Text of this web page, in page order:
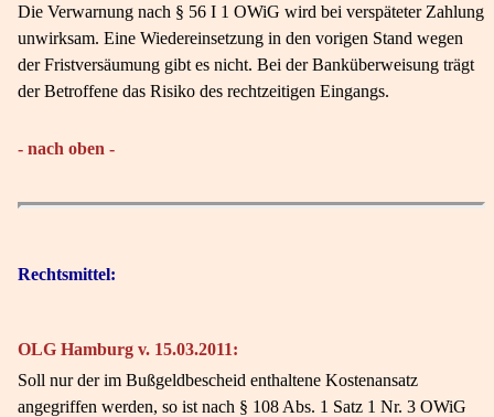
Die Verwarnung nach § 56 I 1 OWiG wird bei verspäteter Zahlung
unwirksam. Eine Wiedereinsetzung in den vorigen Stand wegen
der Fristversäumung gibt es nicht. Bei der Banküberweisung trägt
der Betroffene das Risiko des rechtzeitigen Eingangs.
- nach oben -
Rechtsmittel:
OLG Hamburg v. 15.03.2011:
Soll nur der im Bußgeldbescheid enthaltene Kostenansatz
angegriffen werden, so ist nach § 108 Abs. 1 Satz 1 Nr. 3 OWiG